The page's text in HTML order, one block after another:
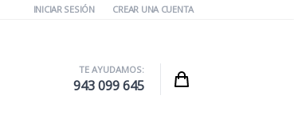
INICIAR SESIÓN CREAR UNA CUENTA
TE AYUDAMOS:
943 099 645 Cart